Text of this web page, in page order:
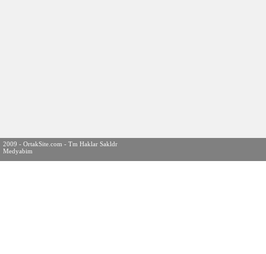
2009 - OrtakSite.com - Tm Haklar Sakldr
Medyabim